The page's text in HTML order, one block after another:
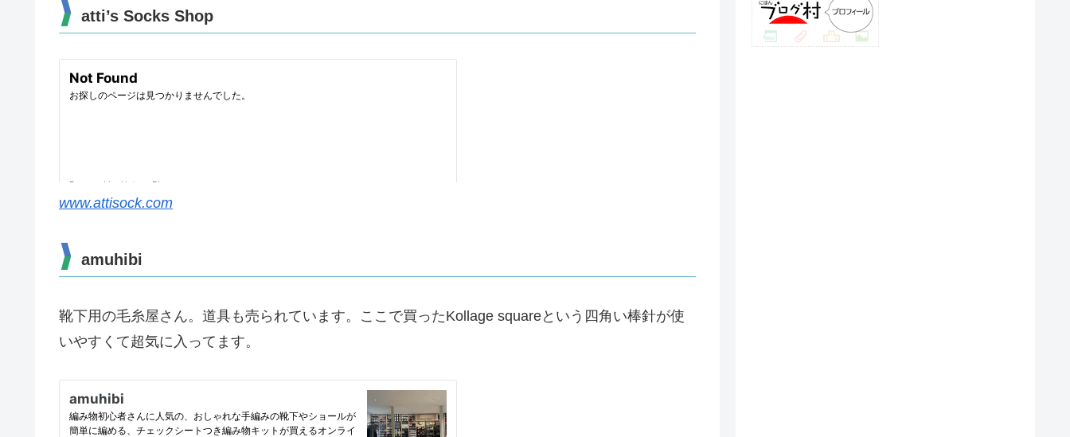
atti’s Socks Shop
www.attisock.com
amuhibi
靴下用の毛糸屋さん。道具も売られています。ここで買ったKollage squareという四角い棒針が使
いやすくて超気に入ってます。